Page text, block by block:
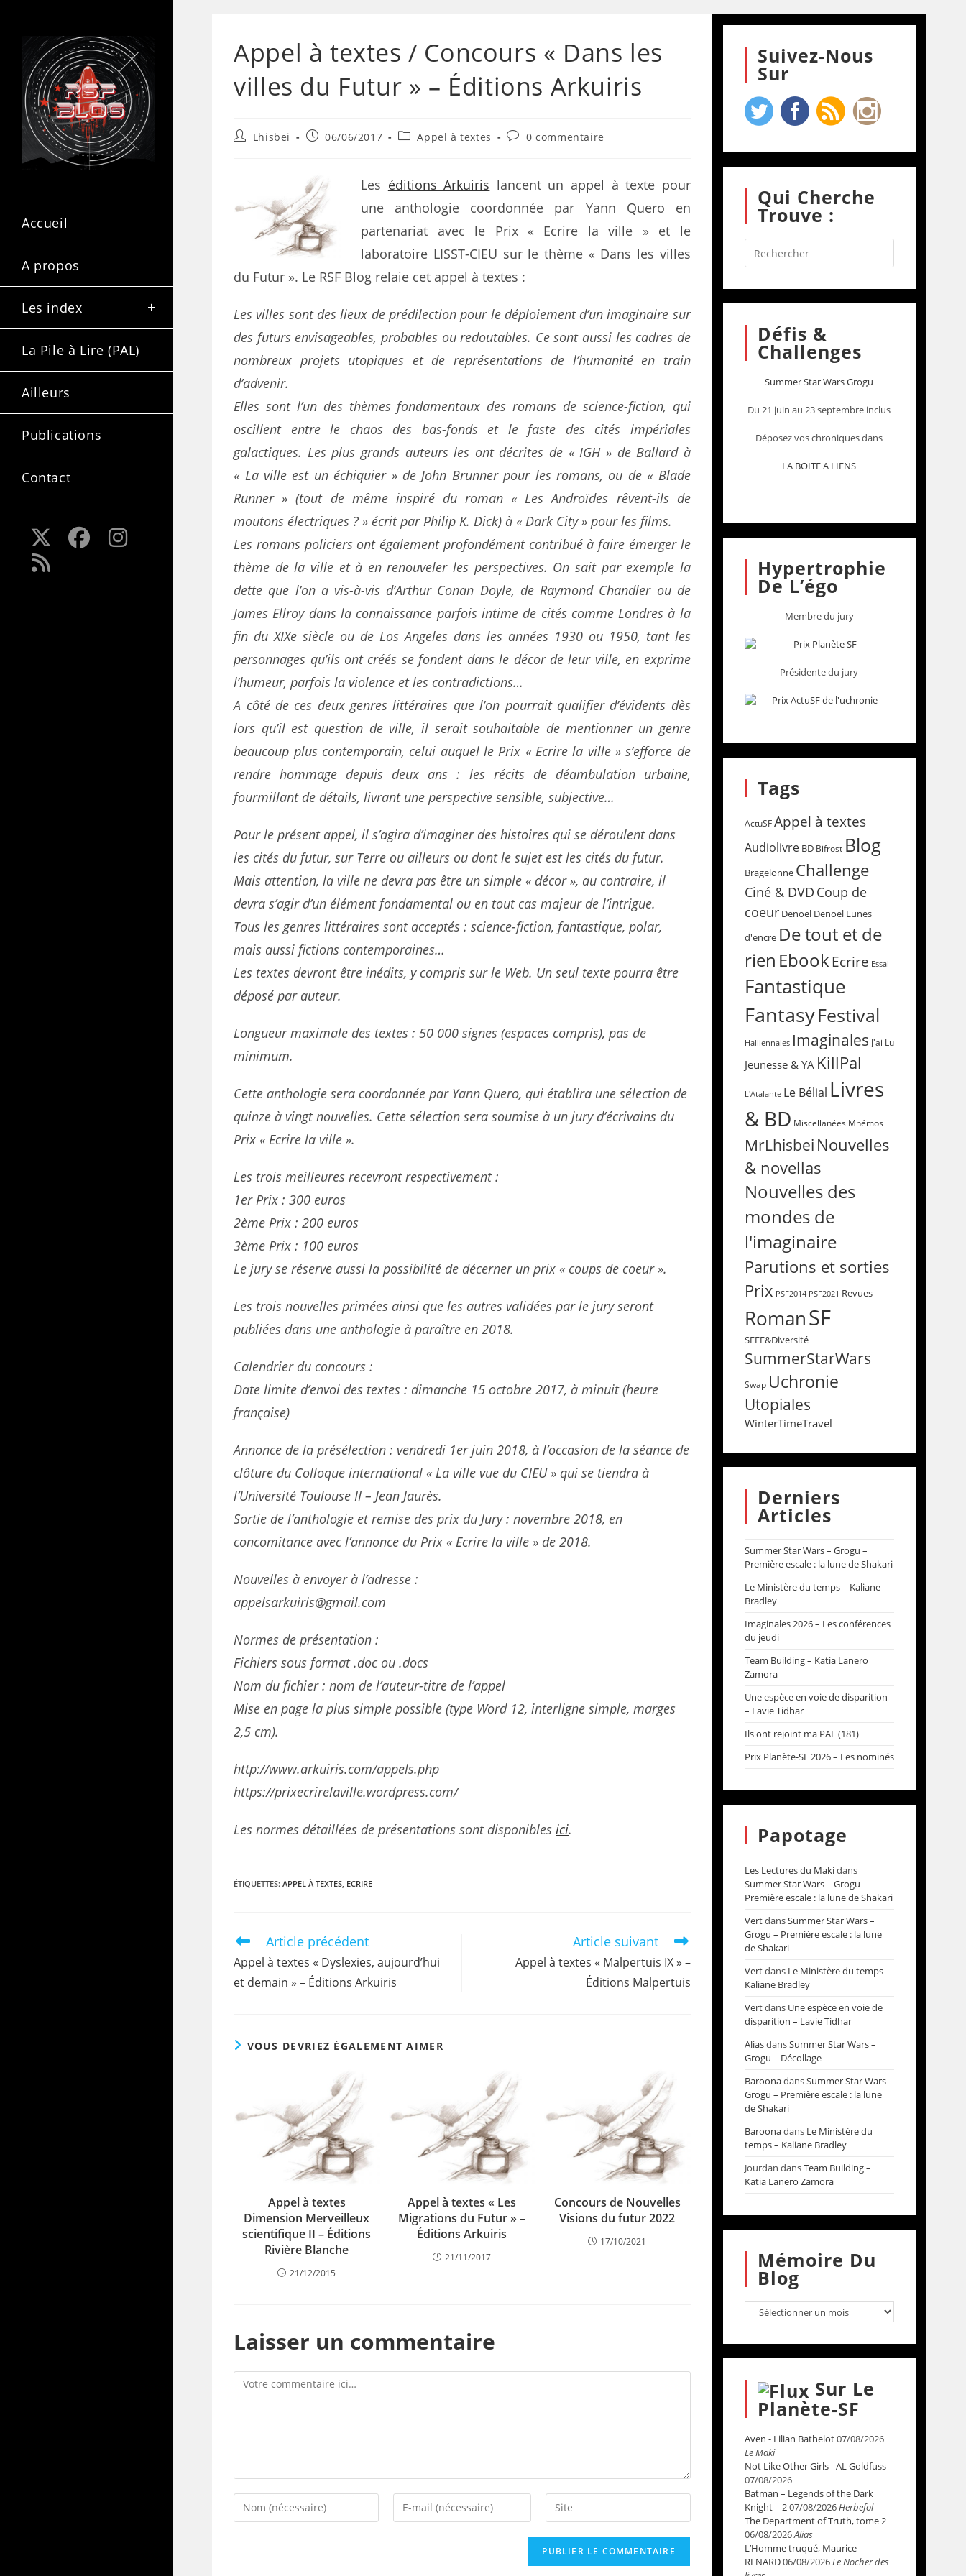
Accueil
A propos
Les index
La Pile à Lire (PAL)
Ailleurs
Publications
Contact
Appel à textes / Concours « Dans les
villes du Futur » – Éditions Arkuiris
Lhisbei 06/06/2017 Appel à textes 0 commentaire
Les éditions Arkuiris lancent un appel à texte pour
une anthologie coordonnée par Yann Quero en
partenariat avec le Prix « Ecrire la ville » et le
laboratoire LISST-CIEU sur le thème « Dans les villes
du Futur ». Le RSF Blog relaie cet appel à textes :
Les villes sont des lieux de prédilection pour le déploiement d’un imaginaire sur
des futurs envisageables, probables ou redoutables. Ce sont aussi les cadres de
nombreux projets utopiques et de représentations de l’humanité en train
d’advenir.
Elles sont l’un des thèmes fondamentaux des romans de science-fiction, qui
oscillent entre le chaos des bas-fonds et le faste des cités impériales
galactiques. Les plus grands auteurs les ont décrites de « IGH » de Ballard à
« La ville est un échiquier » de John Brunner pour les romans, ou de « Blade
Runner » (tout de même inspiré du roman « Les Androïdes rêvent-ils de
moutons électriques ? » écrit par Philip K. Dick) à « Dark City » pour les films.
Les romans policiers ont également profondément contribué à faire émerger le
thème de la ville et à en renouveler les perspectives. On sait par exemple la
dette que l’on a vis-à-vis d’Arthur Conan Doyle, de Raymond Chandler ou de
James Ellroy dans la connaissance parfois intime de cités comme Londres à la
fin du XIXe siècle ou de Los Angeles dans les années 1930 ou 1950, tant les
personnages qu’ils ont créés se fondent dans le décor de leur ville, en exprime
l’humeur, parfois la violence et les contradictions…
A côté de ces deux genres littéraires que l’on pourrait qualifier d’évidents dès
lors qu’il est question de ville, il serait souhaitable de mentionner un genre
beaucoup plus contemporain, celui auquel le Prix « Ecrire la ville » s’efforce de
rendre hommage depuis deux ans : les récits de déambulation urbaine,
fourmillant de détails, livrant une perspective sensible, subjective…
Pour le présent appel, il s’agira d’imaginer des histoires qui se déroulent dans
les cités du futur, sur Terre ou ailleurs ou dont le sujet est les cités du futur.
Mais attention, la ville ne devra pas être un simple « décor », au contraire, il
devra s’agir d’un élément fondamental ou en tout cas majeur de l’intrigue.
Tous les genres littéraires sont acceptés : science-fiction, fantastique, polar,
mais aussi fictions contemporaines…
Les textes devront être inédits, y compris sur le Web. Un seul texte pourra être
déposé par auteur.
Longueur maximale des textes : 50 000 signes (espaces compris), pas de
minimum.
Cette anthologie sera coordonnée par Yann Quero, qui établira une sélection de
quinze à vingt nouvelles. Cette sélection sera soumise à un jury d’écrivains du
Prix « Ecrire la ville ».
Les trois meilleures recevront respectivement :
1er Prix : 300 euros
2ème Prix : 200 euros
3ème Prix : 100 euros
Le jury se réserve aussi la possibilité de décerner un prix « coups de coeur ».
Les trois nouvelles primées ainsi que les autres validées par le jury seront
publiées dans une anthologie à paraître en 2018.
Calendrier du concours :
Date limite d’envoi des textes : dimanche 15 octobre 2017, à minuit (heure
française)
Annonce de la présélection : vendredi 1er juin 2018, à l’occasion de la séance de
clôture du Colloque international « La ville vue du CIEU » qui se tiendra à
l’Université Toulouse II – Jean Jaurès.
Sortie de l’anthologie et remise des prix du Jury : novembre 2018, en
concomitance avec l’annonce du Prix « Ecrire la ville » de 2018.
Nouvelles à envoyer à l’adresse :
appelsarkuiris@gmail.com
Normes de présentation :
Fichiers sous format .doc ou .docs
Nom du fichier : nom de l’auteur-titre de l’appel
Mise en page la plus simple possible (type Word 12, interligne simple, marges
2,5 cm).
http://www.arkuiris.com/appels.php
https://prixecrirelaville.wordpress.com/
Les normes détaillées de présentations sont disponiblesici.
ÉTIQUETTES:APPEL À TEXTES, ECRIRE
Article précédent
Appel à textes « Dyslexies, aujourd’hui
et demain » – Éditions Arkuiris
Article suivant
Appel à textes « Malpertuis IX » –
Éditions Malpertuis
VOUS DEVRIEZ ÉGALEMENT AIMER
Appel à textes
Dimension Merveilleux
scientifique II – Éditions
Rivière Blanche
21/12/2015
Appel à textes « Les
Migrations du Futur » –
Éditions Arkuiris
21/11/2017
Concours de Nouvelles
Visions du futur 2022
17/10/2021
Laisser un commentaire
Suivez-Nous
Sur
Qui Cherche
Trouve :
Défis &
Challenges
Summer Star Wars Grogu
Du 21 juin au 23 septembre inclus
Déposez vos chroniques dans
LA BOITE A LIENS
Hypertrophie
De L’égo
Membre du jury
Présidente du jury
Tags
ActuSF Appel à textes
Audiolivre BD Bifrost Blog
Bragelonne Challenge
Ciné & DVD Coup de
coeur Denoël Denoël Lunes
d'encre De tout et de
rien EbookEcrire Essai
Fantastique
FantasyFestival
Halliennales Imaginales J'ai Lu
Jeunesse & YA KillPal
L'Atalante Le Bélial Livres
& BD Miscellanées Mnémos
MrLhisbei Nouvelles
& novellas
Nouvelles des
mondes de
l'imaginaire
Parutions et sorties
Prix PSF2014 PSF2021 Revues
RomanSF
SFFF&Diversité
SummerStarWars
Swap Uchronie
Utopiales
WinterTimeTravel
Derniers
Articles
Summer Star Wars – Grogu –
Première escale : la lune de Shakari
Le Ministère du temps – Kaliane
Bradley
Imaginales 2026 – Les conférences
du jeudi
Team Building – Katia Lanero
Zamora
Une espèce en voie de disparition
– Lavie Tidhar
Ils ont rejoint ma PAL (181)
Prix Planète-SF 2026 – Les nominés
Papotage
Les Lectures du Makidans
Summer Star Wars – Grogu –
Première escale : la lune de Shakari
VertdansSummer Star Wars –
Grogu – Première escale : la lune
de Shakari
Vertdans Le Ministère du temps –
Kaliane Bradley
Vertdans Une espèce en voie de
disparition – Lavie Tidhar
AliasdansSummer Star Wars –
Grogu – Décollage
BaroonadansSummer Star Wars –
Grogu – Première escale : la lune
de Shakari
Baroonadans Le Ministère du
temps – Kaliane Bradley
Jourdan dansTeam Building –
Katia Lanero Zamora
Mémoire Du
Blog
Sur Le
Planète-SF
Aven - Lilian Bathelot07/08/2026
Le Maki
Not Like Other Girls - AL Goldfuss
07/08/2026
Batman – Legends of the Dark
Knight – 207/08/2026Herbefol
The Department of Truth, tome 2
06/08/2026Alias
L’Homme truqué, Maurice
RENARD06/08/2026Le Nocher des